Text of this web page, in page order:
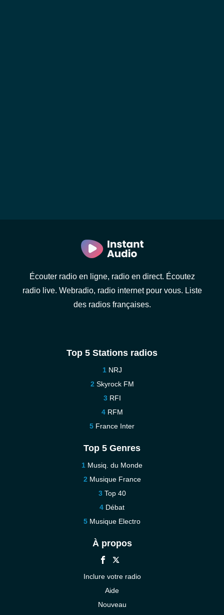
Écouter radio en ligne, radio en direct. Écoutez
radio live. Webradio, radio internet pour vous. Liste
des radios françaises.
Top 5 Stations radios
NRJ
Skyrock FM
RFI
RFM
France Inter
Top 5 Genres
Musiq. du Monde
Musique France
Top 40
Débat
Musique Electro
À propos
Inclure votre radio
Aide
Nouveau